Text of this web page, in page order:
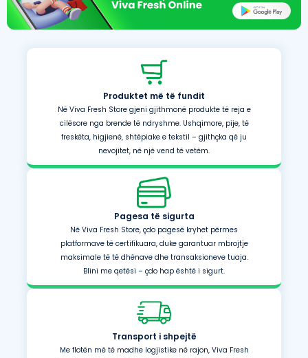
Produktet më të fundit
Në Viva Fresh Store gjeni gjithmonë produkte të reja e
cilësore nga brende të ndryshme. Ushqimore, pije, të
freskëta, higjienë, shtëpiake e tekstil – gjithçka që ju
nevojitet, në një vend të vetëm.
Pagesa të sigurta
Në Viva Fresh Store, çdo pagesë kryhet përmes
platformave të certifikuara, duke garantuar mbrojtje
maksimale të të dhënave dhe transaksioneve tuaja.
Blini me qetësi – çdo hap është i sigurt.
Transport i shpejtë
Me flotën më të madhe logjistike në rajon, Viva Fresh